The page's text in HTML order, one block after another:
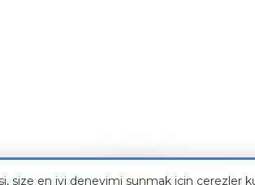
size en iyi deneyimi sunmak için çerezler